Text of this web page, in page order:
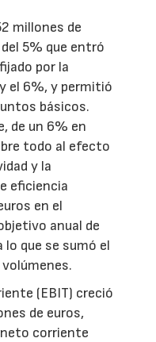
millones de
5% que entró
por la
el 6%, y permitió
básicos.
de un 6% en
todo al efecto
y la
eficiencia
en el
anual de
lo que se sumó el
(EBIT) creció
de euros,
corriente